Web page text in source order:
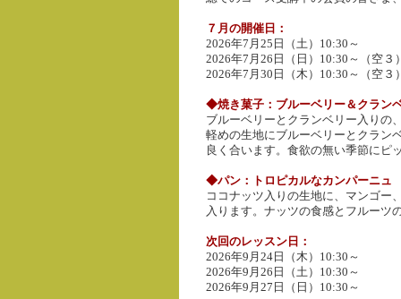
７月の開催日：
2026年7月25日（土）10:30～
2026年7月26日（日）10:30～（空３
2026年7月30日（木）10:30～（空３
◆焼き菓子：ブルーベリー＆クラン
ブルーベリーとクランベリー入りの
軽めの生地にブルーベリーとクラン
良く合います。食欲の無い季節にピ
◆パン：トロピカルなカンパーニュ
ココナッツ入りの生地に、マンゴー
入ります。ナッツの食感とフルーツ
次回のレッスン日：
2026年9月24日（木）10:30～
2026年9月26日（土）10:30～
2026年9月27日（日）10:30～